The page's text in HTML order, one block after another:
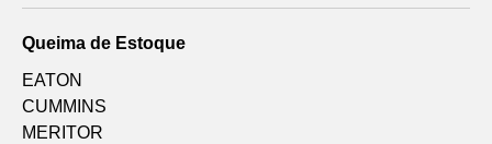
Queima de Estoque
EATON
CUMMINS
MERITOR